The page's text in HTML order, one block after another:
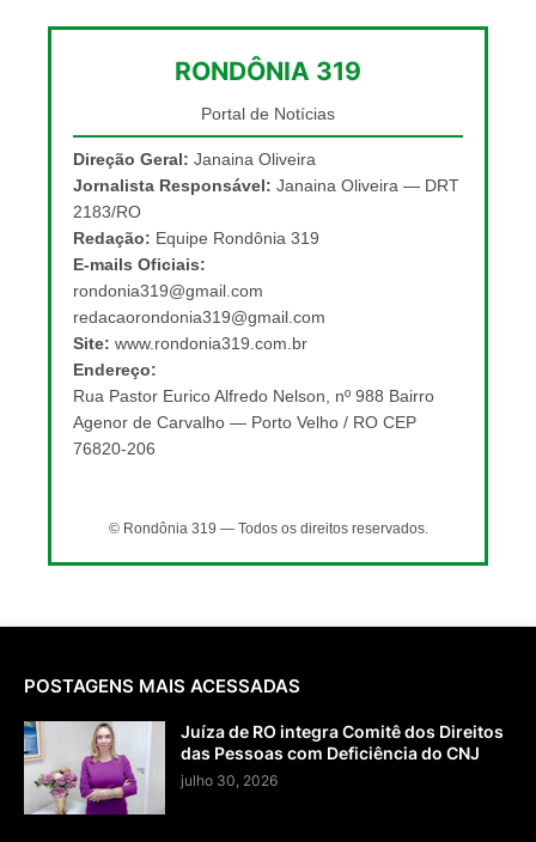
RONDÔNIA 319
Portal de Notícias
Direção Geral: Janaina Oliveira
Jornalista Responsável: Janaina Oliveira — DRT
2183/RO
Redação: Equipe Rondônia 319
E-mails Oficiais:
rondonia319@gmail.com
redacaorondonia319@gmail.com
Site: www.rondonia319.com.br
Endereço:
Rua Pastor Eurico Alfredo Nelson, nº 988 Bairro
Agenor de Carvalho — Porto Velho / RO CEP
76820-206
© Rondônia 319 — Todos os direitos reservados.
POSTAGENS MAIS ACESSADAS
Juíza de RO integra Comitê dos Direitos
das Pessoas com Deficiência do CNJ
julho 30, 2026